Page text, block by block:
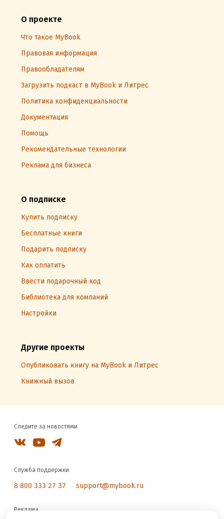
О проекте
Что такое MyBook
Правовая информация
Правообладателям
Загрузить подкаст в MyBook и Литрес
Политика конфиденциальности
Документация
Помощь
Рекомендательные технологии
Реклама для бизнеса
О подписке
Купить подписку
Бесплатные книги
Подарить подписку
Как оплатить
Ввести подарочный код
Библиотека для компаний
Настройки
Другие проекты
Опубликовать книгу на MyBook и Литрес
Книжный вызов
Следите за новостями
Служба поддержки
8 800 333 27 37 support@mybook.ru
Реклама